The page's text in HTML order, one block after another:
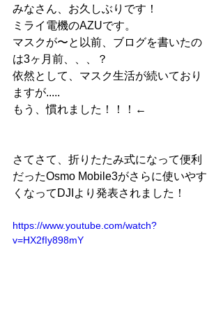
みなさん、お久しぶりです！
ミライ電機のAZUです。
マスクが〜と以前、ブログを書いたの
は3ヶ月前、、、？
依然として、マスク生活が続いており
ますが.....
もう、慣れました！！！←
さてさて、折りたたみ式になって便利
だったOsmo Mobile3がさらに使いやす
くなってDJIより発表されました！
https://www.youtube.com/watch?
v=HX2fIy898mY